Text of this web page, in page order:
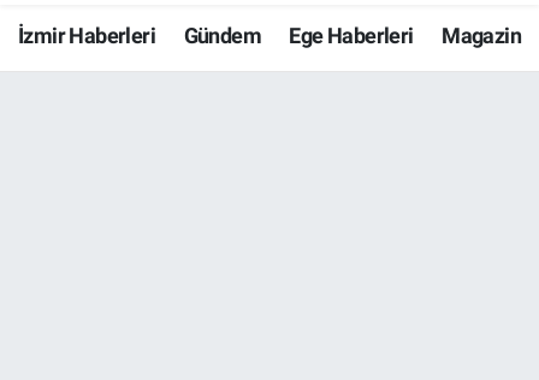
İzmir Haberleri Gündem Ege Haberleri Magazin
Resmi İlanlar